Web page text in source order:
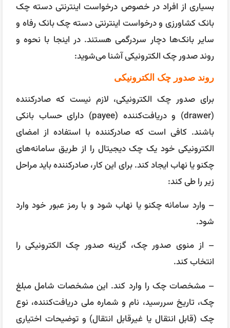
بسیاری از افراد در خصوص درخواست اینترنتی دسته چک
بانک کشاورزی و درخواست اینترنتی دسته چک بانک رفاه و
سایر بانک‌ها دچار سردرگمی هستند. در اینجا با نحوه و
روند صدور چک الکترونیکی آشنا می‌شوید:
روند صدور چک الکترونیکی
برای صدور چک الکترونیکی، لازم نیست که صادرکننده
(drawer) و دریافت‌کننده (payee) دارای حساب بانکی
باشند. کافی است که صادرکننده با استفاده از امضای
الکترونیکی خود یک چک دیجیتال را از طریق سامانه‌های
چکنو یا نهاب ایجاد کند. برای این کار، صادرکننده باید مراحل
زیر را طی کند:
– وارد سامانه چکنو یا نهاب شود و با رمز عبور خود وارد
شود.
– از منوی صدور چک، گزینه صدور چک الکترونیکی را
انتخاب کند.
– مشخصات چک را وارد کند. این مشخصات شامل مبلغ
چک، تاریخ سررسید، نام و شماره ملی دریافت‌کننده، نوع
چک (قابل انتقال یا غیرقابل انتقال) و توضیحات اختیاری